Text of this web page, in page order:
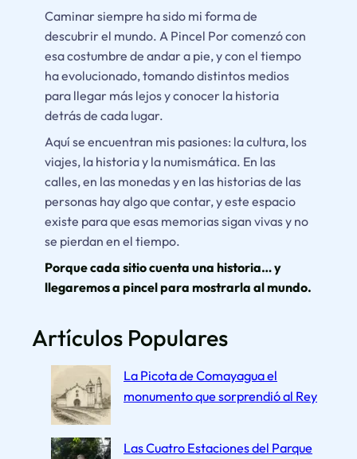
n
z
a
k
»
o
n
S
a
l
v
a
d
o
r
y
s
u
V
l
k
s
w
a
g
e
Caminar siempre ha sido mi forma de
descubrir el mundo. A Pincel Porcomenzó con
esa costumbre de andar a pie, y con el tiempo
ha evolucionado, tomando distintos medios
para llegar más lejos y conocer la historia
detrás de cada lugar.
Aquí se encuentran mis pasiones: la cultura, los
viajes, la historia y la numismática. En las
calles, en las monedas y en las historias de las
personas hay algo que contar, y este espacio
existe para que esas memorias sigan vivas y no
se pierdan en el tiempo.
Porque cada sitio cuenta una historia… y
llegaremos a pincel para mostrarla al mundo.
Artículos Populares
La Picota de Comayagua el
monumento que sorprendió al Rey
Las Cuatro Estaciones del Parque